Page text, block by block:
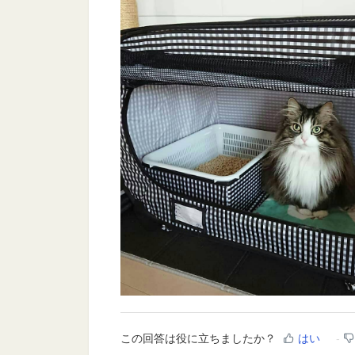
この回答は役に立ちましたか？ はい